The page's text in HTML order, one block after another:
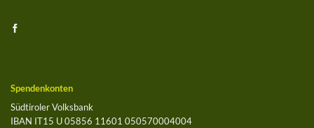
Spendenkonten
Südtiroler Volksbank
IBAN IT15 U 05856 11601 050570004004